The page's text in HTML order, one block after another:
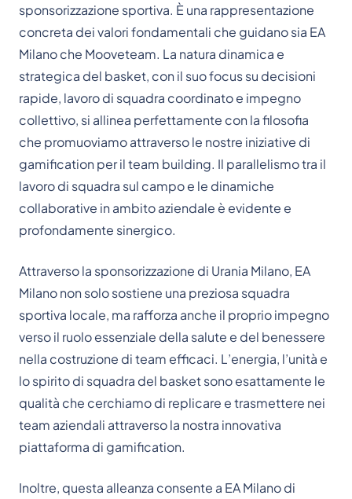
sponsorizzazione sportiva. È una rappresentazione
concreta dei valori fondamentali che guidano sia EA
Milano che Mooveteam. La natura dinamica e
strategica del basket, con il suo focus su decisioni
rapide, lavoro di squadra coordinato e impegno
collettivo, si allinea perfettamente con la filosofia
che promuoviamo attraverso le nostre iniziative di
gamification per il team building. Il parallelismo tra il
lavoro di squadra sul campo e le dinamiche
collaborative in ambito aziendale è evidente e
profondamente sinergico.
Attraverso la sponsorizzazione di Urania Milano, EA
Milano non solo sostiene una preziosa squadra
sportiva locale, ma rafforza anche il proprio impegno
verso il ruolo essenziale della salute e del benessere
nella costruzione di team efficaci. L’energia, l’unità e
lo spirito di squadra del basket sono esattamente le
qualità che cerchiamo di replicare e trasmettere nei
team aziendali attraverso la nostra innovativa
piattaforma di gamification.
Inoltre, questa alleanza consente a EA Milano di